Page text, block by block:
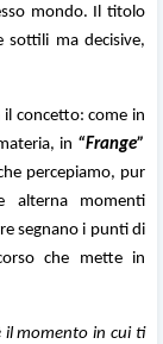
mondo. Il titolo
sottili ma decisive,
il concetto: come in
in “Frange”
percepiamo, pur
alterna momenti
segnano i punti di
che mette in
il momento in cui ti